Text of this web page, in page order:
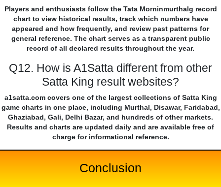
Players and enthusiasts follow the Tata Morninmurthalg record
chart to view historical results, track which numbers have
appeared and how frequently, and review past patterns for
general reference. The chart serves as a transparent public
record of all declared results throughout the year.
Q12. How is A1Satta different from other
Satta King result websites?
a1satta.com covers one of the largest collections of Satta King
game charts in one place, including Murthal, Disawar, Faridabad,
Ghaziabad, Gali, Delhi Bazar, and hundreds of other markets.
Results and charts are updated daily and are available free of
charge for informational reference.
Conclusion